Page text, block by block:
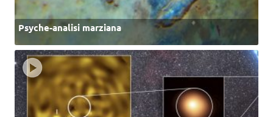
Psyche-analisi marziana